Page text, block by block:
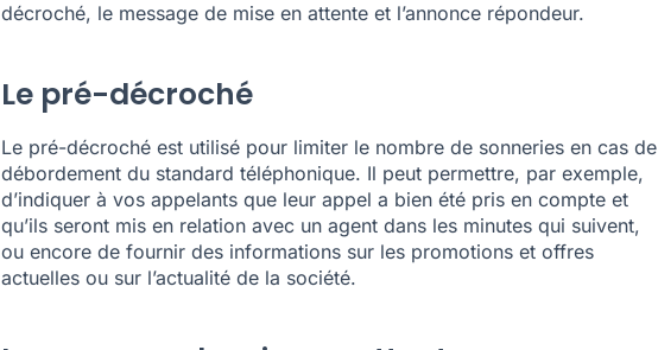
décroché, le message de mise en attente et l’annonce répondeur.
Le pré-décroché
Le pré-décroché est utilisé pour limiter le nombre de sonneries en cas de
débordement du standard téléphonique. Il peut permettre, par exemple,
d’indiquer à vos appelants que leur appel a bien été pris en compte et
qu’ils seront mis en relation avec un agent dans les minutes qui suivent,
ou encore de fournir des informations sur les promotions et offres
actuelles ou sur l’actualité de la société.